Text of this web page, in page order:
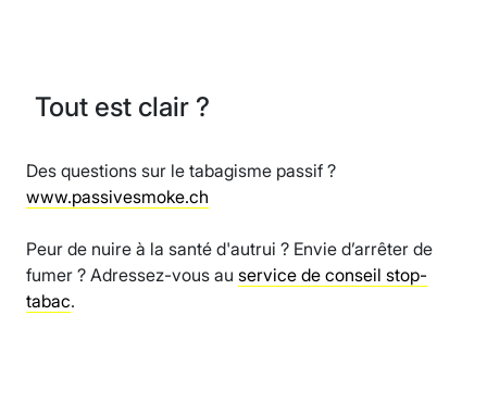
Tout est clair ?
Des questions sur le tabagisme passif ?
www.passivesmoke.ch
Peur de nuire à la santé d'autrui ? Envie d’arrêter de
fumer ? Adressez-vous au service de conseil stop-
tabac.